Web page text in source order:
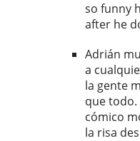
so funny
after he
Adrián
a
la gente
que todo.
cómico
la risa